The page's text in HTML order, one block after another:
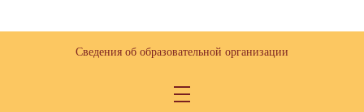
Сведения об образовательной организации